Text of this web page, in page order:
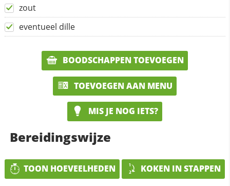
zout
eventueel dille
BOODSCHAPPEN TOEVOEGEN
TOEVOEGEN AAN MENU
MIS JE NOG IETS?
Bereidingswijze
TOON HOEVEELHEDEN KOKEN IN STAPPEN